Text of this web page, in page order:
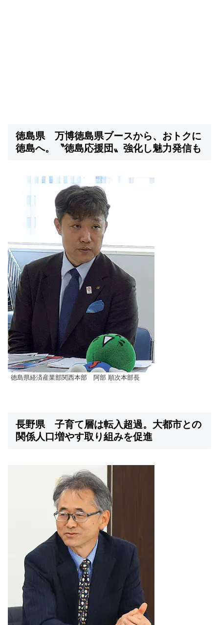
徳島県 万博徳島県ブースから、おトクに
徳島へ。〝徳島応援団〟強化し魅力発信も
徳島県経済産業部関西本部 阿部 順次本部長
長野県 子育て層は転入超過。大都市との
関係人口増やす取り組みを促進